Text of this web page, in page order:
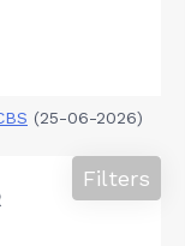
(25-06-2026)
Filters